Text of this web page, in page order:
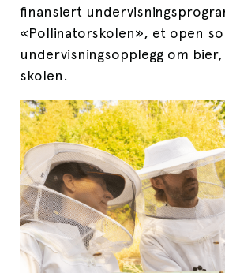
finansiert
«Pollinatorskolen», et open
undervisningsopplegg om
skolen.